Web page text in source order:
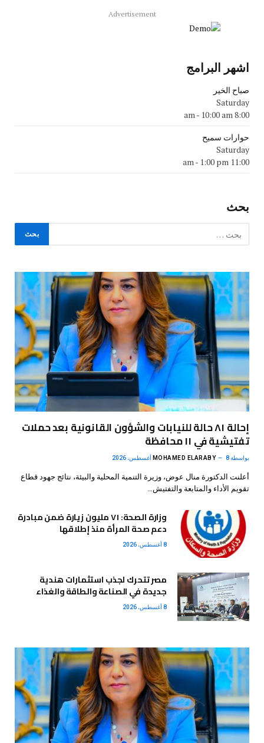
Advertisement
اشهر البرامج
صباح الخير
Saturday
8:00 am
- 10:00 am
حوارات سميح
Saturday
11:00 am
- 1:00 pm
بحث
إحالة ٨١ حالة للنيابات والشؤون القانونية بعد حملات
تفتيشية في ١١ محافظة
بواسطة MOHAMED ELARABY 8 أغسطس، 2026
أعلنت الدكتورة منال عوض، وزيرة التنمية المحلية والبيئة، نتائج جهود قطاع
تقويم الأداء والمتابعة والتفتيش…
وزارة الصحة: ٧١ مليون زيارة ضمن مبادرة
دعم صحة المرأة منذ إطلاقها
8 أغسطس، 2026
مصر تتحرك لجذب استثمارات هندية
جديدة في الصناعة والطاقة والغذاء
8 أغسطس، 2026